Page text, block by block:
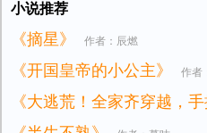
小说推荐
《摘星》 作者：辰燃
《开国皇帝的小公主》 作者
《大逃荒！全家齐穿越，